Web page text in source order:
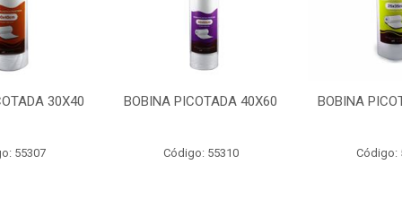
30X40
55307
BOBINA PICOTADA 40X60
Código: 55310
BOBINA
Código: